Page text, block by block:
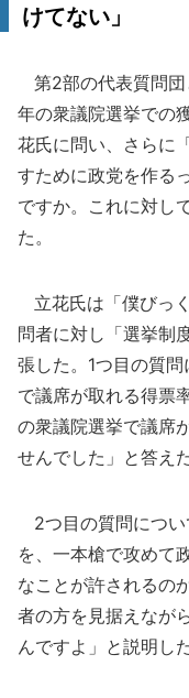
けてない」
第2部の代表質問団
年の衆議院選挙での
花氏に問い、さらに
すために政党を作る
ですか。これに対し
た。
立花氏は「僕びっ
問者に対し「選挙制
張した。1つ目の質
で議席が取れる得票
の衆議院選挙で議席
せんでした」と答えた
2つ目の質問につい
を、一本槍で攻めて
なことが許されるの
者の方を見据えなが
んですよ」と説明した